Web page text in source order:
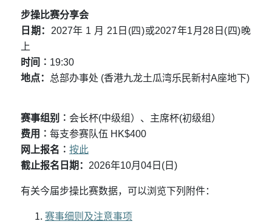
步操比赛分享会
日期： 2027年 1 月 21 日 (四)或2027年1 月 28 日 (四)晚
上
时间︰ 19:30
地点： 总部办事处 (香港九龙土瓜湾乐民新村A座地下)
赛事组别︰ 会长杯(中级组）、主席杯(初级组）
费用︰ 每支参赛队伍 HK$400
网上报名︰ 按此
截止报名日期： 2026年10月 04 日 ( 日 )
有关今届步操比赛数据，可以浏览下列附件：
赛事细则及注意事项